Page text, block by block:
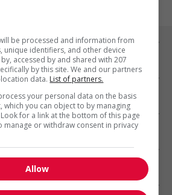
be processed and information from
unique identifiers, and other device
accessed by and shared with 207
by this site. We and our partners
data. List of partners.
your personal data on the basis
which you can object to by managing
for a link at the bottom of this page
manage or withdraw consent in privacy
Allow